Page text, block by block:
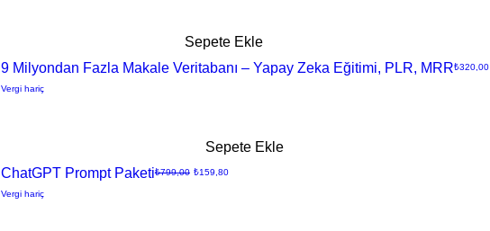
Sepete Ekle
9 Milyondan Fazla Makale Veritabanı – Yapay Zeka Eğitimi, PLR, MRRFiyat
₺320,00
Vergi hariç
Sepete Ekle
ChatGPT Prompt PaketiNormal Fiyat
₺799,00 İndirimli Fiyat
₺159,80
Vergi hariç